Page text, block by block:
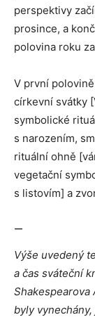
perspektivy
prosince, a
polovina roku
V první
církevní svátky
symbolické
s narozením,
rituální ohně
vegetační
s listovím] a
—
Výše uvedený
a čas sváteční
byly